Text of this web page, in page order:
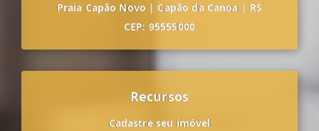
Praia Capão Novo | Capão da Canoa | RS
CEP: 95555000
Recursos
Cadastre seu imóvel